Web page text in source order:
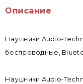
Описание
Наушники Audio-
беспроводные,
Наушники Audio-